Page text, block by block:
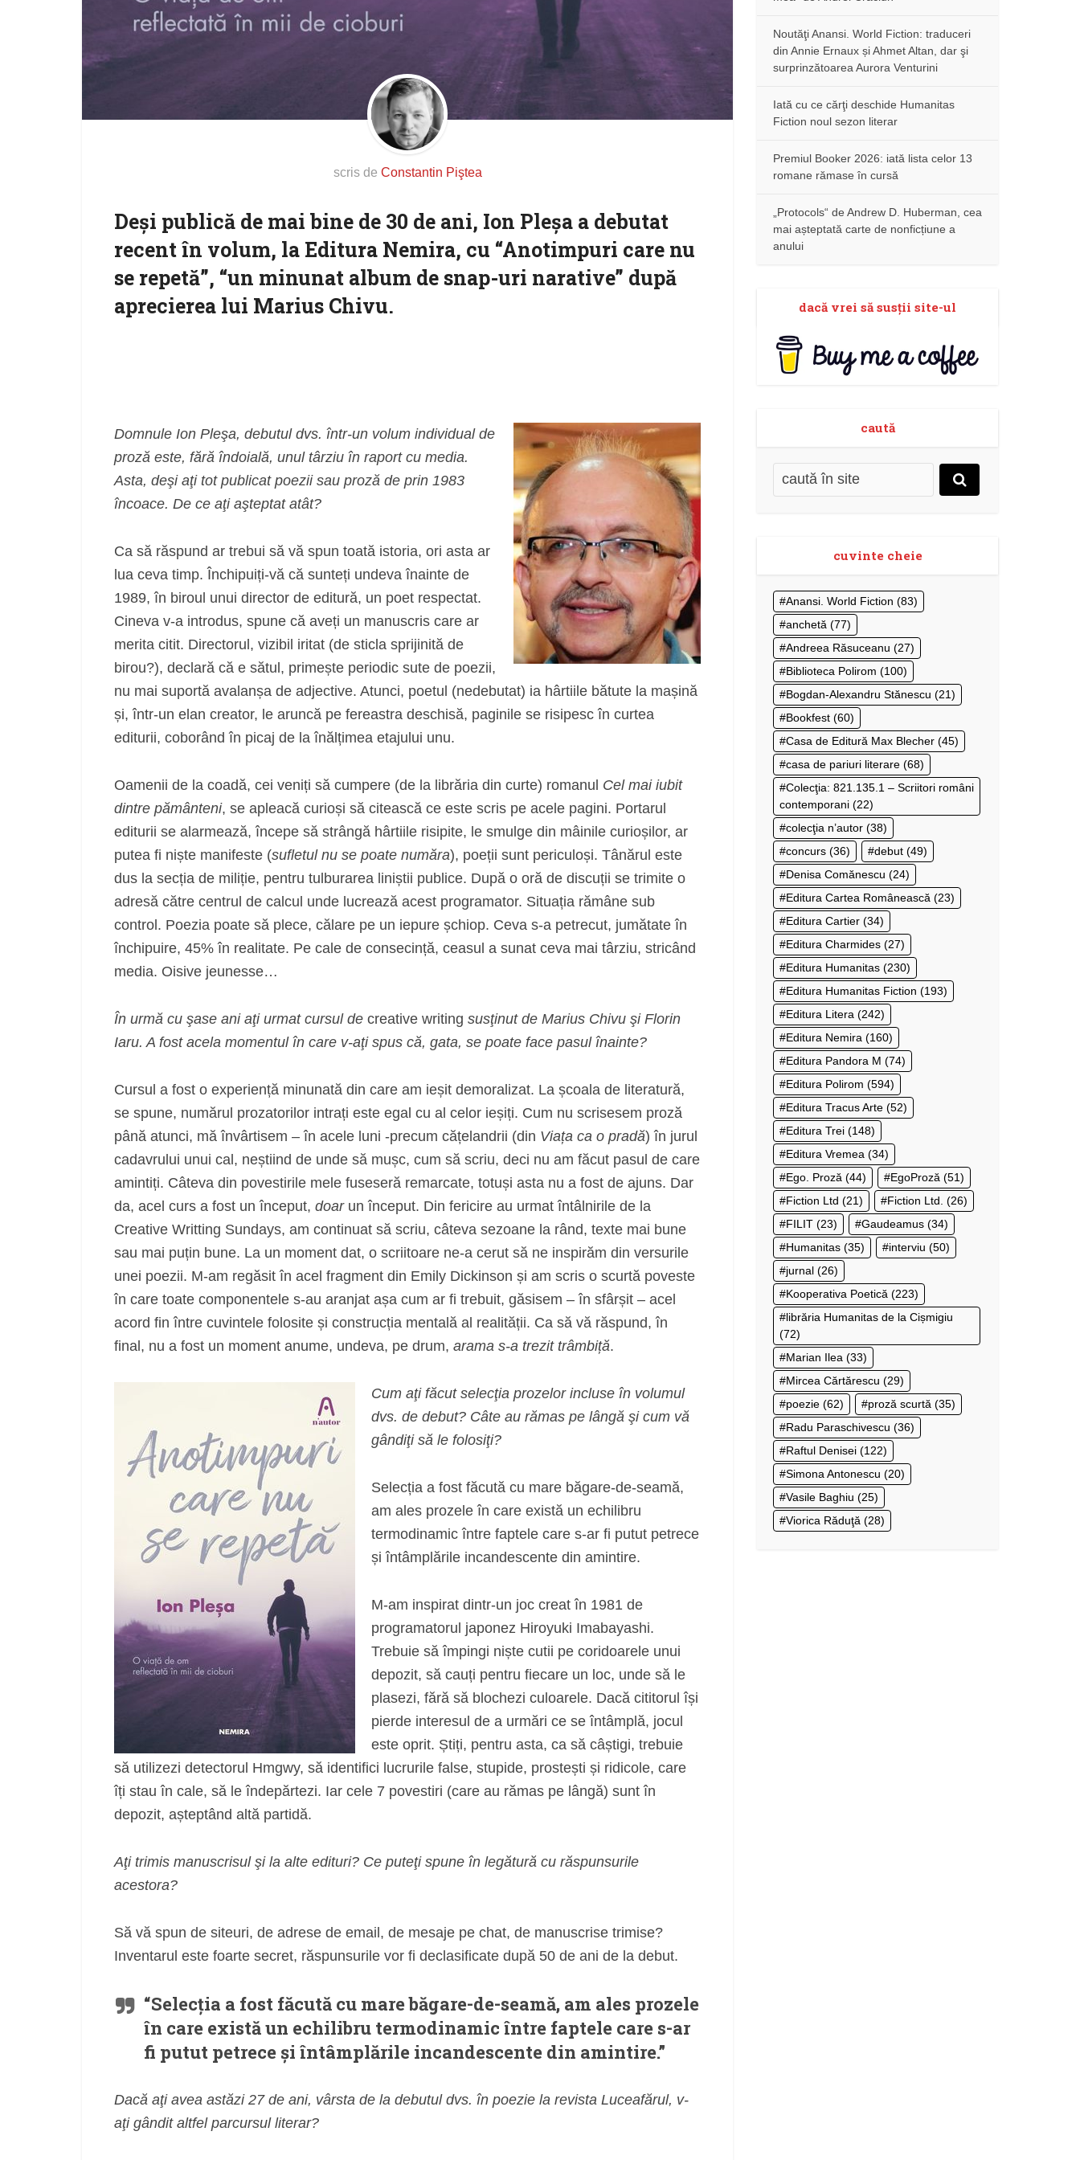
scris de Constantin Piştea
Deşi publică de mai bine de 30 de ani, Ion Pleşa a debutat
recent în volum, la Editura Nemira, cu “Anotimpuri care nu
se repetă”, “un minunat album de snap-uri narative” după
aprecierea lui Marius Chivu.
Domnule Ion Pleşa, debutul dvs. într-un volum individual de
proză este, fără îndoială, unul târziu în raport cu media.
Asta, deşi aţi tot publicat poezii sau proză de prin 1983
încoace. De ce aţi aşteptat atât?
Ca să răspund ar trebui să vă spun toată istoria, ori asta ar
lua ceva timp. Închipuiți-vă că sunteți undeva înainte de
1989, în biroul unui director de editură, un poet respectat.
Cineva v-a introdus, spune că aveți un manuscris care ar
merita citit. Directorul, vizibil iritat (de sticla sprijinită de
birou?), declară că e sătul, primește periodic sute de poezii,
nu mai suportă avalanșa de adjective. Atunci, poetul (nedebutat) ia hârtiile bătute la mașină
și, într-un elan creator, le aruncă pe fereastra deschisă, paginile se risipesc în curtea
editurii, coborând în picaj de la înălțimea etajului unu.
Oamenii de la coadă, cei veniți să cumpere (de la librăria din curte) romanul Cel mai iubit
dintre pământeni, se apleacă curioși să citească ce este scris pe acele pagini. Portarul
editurii se alarmează, începe să strângă hârtiile risipite, le smulge din mâinile curioșilor, ar
putea fi niște manifeste (sufletul nu se poate număra), poeții sunt periculoși. Tânărul este
dus la secția de miliție, pentru tulburarea liniștii publice. După o oră de discuții se trimite o
adresă către centrul de calcul unde lucrează acest programator. Situația rămâne sub
control. Poezia poate să plece, călare pe un iepure șchiop. Ceva s-a petrecut, jumătate în
închipuire, 45% în realitate. Pe cale de consecință, ceasul a sunat ceva mai târziu, stricând
media. Oisive jeunesse…
În urmă cu şase ani aţi urmat cursul de creative writing susţinut de Marius Chivu şi Florin
Iaru. A fost acela momentul în care v-aţi spus că, gata, se poate face pasul înainte?
Cursul a fost o experiență minunată din care am ieșit demoralizat. La școala de literatură,
se spune, numărul prozatorilor intrați este egal cu al celor ieșiți. Cum nu scrisesem proză
până atunci, mă învârtisem – în acele luni -precum cățelandrii (din Viața ca o pradă) în jurul
cadavrului unui cal, neștiind de unde să mușc, cum să scriu, deci nu am făcut pasul de care
amintiți. Câteva din povestirile mele fuseseră remarcate, totuși asta nu a fost de ajuns. Dar
da, acel curs a fost un început, doarun început. Din fericire au urmat întâlnirile de la
Creative Writting Sundays, am continuat să scriu, câteva sezoane la rând, texte mai bune
sau mai puțin bune. La un moment dat, o scriitoare ne-a cerut să ne inspirăm din versurile
unei poezii. M-am regăsit în acel fragment din Emily Dickinson și am scris o scurtă poveste
în care toate componentele s-au aranjat așa cum ar fi trebuit, găsisem – în sfârșit – acel
acord fin între cuvintele folosite și construcția mentală al realității. Ca să vă răspund, în
final, nu a fost un moment anume, undeva, pe drum, arama s-a trezit trâmbiță.
Cum aţi făcut selecţia prozelor incluse în volumul
dvs. de debut? Câte au rămas pe lângă şi cum vă
gândiţi să le folosiţi?
Selecția a fost făcută cu mare băgare-de-seamă,
am ales prozele în care există un echilibru
termodinamic între faptele care s-ar fi putut petrece
și întâmplările incandescente din amintire.
M-am inspirat dintr-un joc creat în 1981 de
programatorul japonez Hiroyuki Imabayashi.
Trebuie să împingi niște cutii pe coridoarele unui
depozit, să cauți pentru fiecare un loc, unde să le
plasezi, fără să blochezi culoarele. Dacă cititorul își
pierde interesul de a urmări ce se întâmplă, jocul
este oprit. Știți, pentru asta, ca să câștigi, trebuie
să utilizezi detectorul Hmgwy, să identifici lucrurile false, stupide, prostești și ridicole, care
îți stau în cale, să le îndepărtezi. Iar cele 7 povestiri (care au rămas pe lângă) sunt în
depozit, așteptând altă partidă.
Aţi trimis manuscrisul şi la alte edituri? Ce puteţi spune în legătură cu răspunsurile
acestora?
Să vă spun de siteuri, de adrese de email, de mesaje pe chat, de manuscrise trimise?
Inventarul este foarte secret, răspunsurile vor fi declasificate după 50 de ani de la debut.
“Selecția a fost făcută cu mare băgare-de-seamă, am ales prozele
în care există un echilibru termodinamic între faptele care s-ar
fi putut petrece și întâmplările incandescente din amintire.”
Dacă aţi avea astăzi 27 de ani, vârsta de la debutul dvs. în poezie la revista Luceafărul, v-
aţi gândit altfel parcursul literar?
Noutăţi Anansi. World Fiction: traduceri
din Annie Ernaux și Ahmet Altan, dar şi
surprinzătoarea Aurora Venturini
Iată cu ce cărţi deschide Humanitas
Fiction noul sezon literar
Premiul Booker 2026: iată lista celor 13
romane rămase în cursă
„Protocols“ de Andrew D. Huberman, cea
mai așteptată carte de nonficțiune a
anului
dacă vrei să susţii site-ul
caută
cuvinte cheie
Anansi. World Fiction (83)
anchetă (77)
Andreea Răsuceanu (27)
Biblioteca Polirom (100)
Bogdan-Alexandru Stănescu (21)
Bookfest (60)
Casa de Editură Max Blecher (45)
casa de pariuri literare (68)
Colecţia: 821.135.1 – Scriitori români
contemporani (22)
colecţia n’autor (38)
concurs (36) debut (49)
Denisa Comănescu (24)
Editura Cartea Românească (23)
Editura Cartier (34)
Editura Charmides (27)
Editura Humanitas (230)
Editura Humanitas Fiction (193)
Editura Litera (242)
Editura Nemira (160)
Editura Pandora M (74)
Editura Polirom (594)
Editura Tracus Arte (52)
Editura Trei (148)
Editura Vremea (34)
Ego. Proză (44) EgoProză (51)
Fiction Ltd (21) Fiction Ltd. (26)
FILIT (23) Gaudeamus (34)
Humanitas (35) interviu (50)
jurnal (26)
Kooperativa Poetică (223)
librăria Humanitas de la Cișmigiu
(72)
Marian Ilea (33)
Mircea Cărtărescu (29)
poezie (62) proză scurtă (35)
Radu Paraschivescu (36)
Raftul Denisei (122)
Simona Antonescu (20)
Vasile Baghiu (25)
Viorica Răduţă (28)